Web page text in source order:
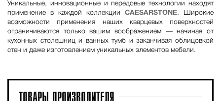
Уникальные, инновационные и передовые технологии находят
применение в каждой коллекции CAESARSTONE. Широкие
возможности применения наших кварцевых поверхностей
ограничиваются только вашим воображением — начиная от
кухонных столешниц и ванных тумб и заканчивая облицовкой
стен и даже изготовлением уникальных элементов мебели.
ТОВАРЫ ПРОИЗВОДИТЕЛЯ